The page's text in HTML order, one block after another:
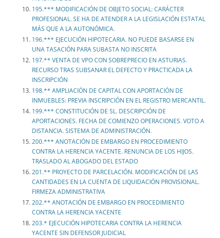
195.*** MODIFICACIÓN DE OBJETO SOCIAL: CARÁCTER
PROFESIONAL. SE HA DE ATENDER A LA LEGISLACIÓN ESTATAL
MÁS QUE A LA AUTONÓMICA.
196.*** EJECUCIÓN HIPOTECARIA. NO PUEDE BASARSE EN
UNA TASACIÓN PARA SUBASTA NO INSCRITA
197.** VENTA DE VPO CON SOBREPRECIO EN ASTURIAS.
RECURSO TRAS SUBSANAR EL DEFECTO Y PRACTICADA LA
INSCRIPCIÓN
198.** AMPLIACIÓN DE CAPITAL CON APORTACIÓN DE
INMUEBLES: PREVIA INSCRIPCIÓN EN EL REGISTRO MERCANTIL.
199.*** CONSTITUCIÓN DE SL. DESCRIPCIÓN DE
APORTACIONES. FECHA DE COMIENZO OPERACIONES. VOTO A
DISTANCIA. SISTEMA DE ADMINISTRACIÓN.
200.*** ANOTACIÓN DE EMBARGO EN PROCEDIMIENTO
CONTRA LA HERENCIA YACENTE. RENUNCIA DE LOS HIJOS.
TRASLADO AL ABOGADO DEL ESTADO
201.** PROYECTO DE PARCELACIÓN. MODIFICACIÓN DE LAS
CANTIDADES EN LA CUENTA DE LIQUIDACIÓN PROVISIONAL.
FIRMEZA ADMINISTRATIVA
202.** ANOTACIÓN DE EMBARGO EN PROCEDIMIENTO
CONTRA LA HERENCIA YACENTE
203.* EJECUCIÓN HIPOTECARIA CONTRA LA HERENCIA
YACENTE SIN DEFENSOR JUDICIAL